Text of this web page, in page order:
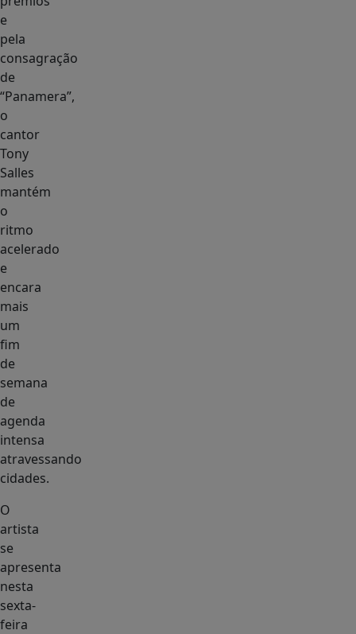
e
pela
consagração
de
“Panamera”,
o
cantor
Tony
Salles
mantém
o
ritmo
acelerado
e
encara
mais
um
fim
de
semana
de
agenda
intensa
atravessando
cidades.
O
artista
se
apresenta
nesta
sexta-
feira